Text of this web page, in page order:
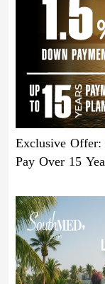
Exclusive
Pay Over 15